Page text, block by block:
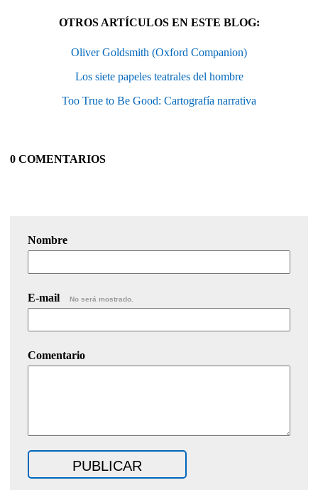
OTROS ARTÍCULOS EN ESTE BLOG:
Oliver Goldsmith (Oxford Companion)
Los siete papeles teatrales del hombre
Too True to Be Good: Cartografía narrativa
0 COMENTARIOS
Nombre
E-mail No será mostrado.
Comentario